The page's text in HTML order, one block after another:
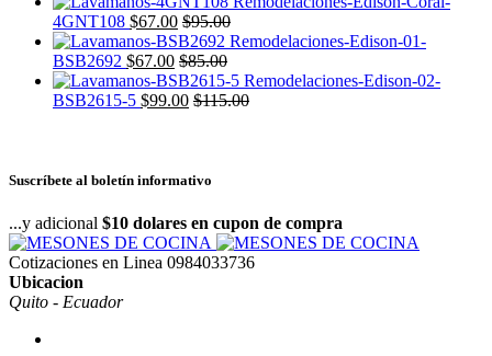
4GNT108 $67.00 $95.00
BSB2692 $67.00 $85.00
BSB2615-5 $99.00 $115.00
Suscríbete al boletín informativo
...y adicional $10 dolares en cupon de compra
Cotizaciones en Linea 0984033736
Ubicacion
Quito - Ecuador